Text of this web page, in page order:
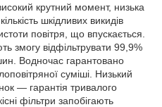
крутний момент, низька
шкідливих викидів
повітря, що впускається.
змогу відфільтрувати 99,9%
Водночас гарантовано
суміші. Низький
— гарантія тривалого
фільтри запобігають